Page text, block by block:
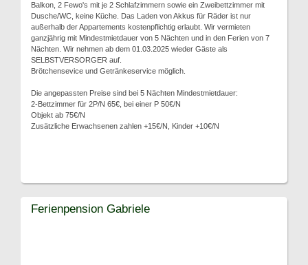
Balkon, 2 Fewo's mit je 2 Schlafzimmern sowie ein Zweibettzimmer mit
Dusche/WC, keine Küche. Das Laden von Akkus für Räder ist nur
außerhalb der Appartements kostenpflichtig erlaubt. Wir vermieten
ganzjährig mit Mindestmietdauer von 5 Nächten und in den Ferien von 7
Nächten. Wir nehmen ab dem 01.03.2025 wieder Gäste als
SELBSTVERSORGER auf.
Brötchensevice und Getränkeservice möglich.
Die angepassten Preise sind bei 5 Nächten Mindestmietdauer:
2-Bettzimmer für 2P/N 65€, bei einer P 50€/N
Objekt ab 75€/N
Zusätzliche Erwachsenen zahlen +15€/N, Kinder +10€/N
Ferienpension Gabriele